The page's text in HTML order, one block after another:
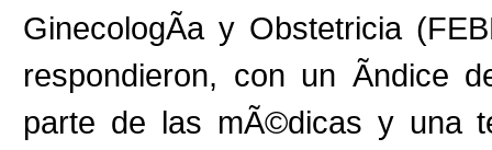
GinecologÃ­a y Obstetricia
respondieron, con un Ã­ndice
parte de las mÃ©dicas y una